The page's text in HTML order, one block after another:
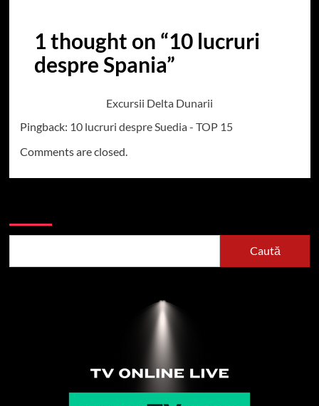
1 thought on “10 lucruri
despre Spania”
Excursii Delta Dunarii
Pingback: 10 lucruri despre Suedia - TOP 15
Comments are closed.
Caută